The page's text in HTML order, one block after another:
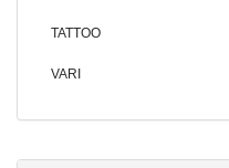
TATTOO
VARI